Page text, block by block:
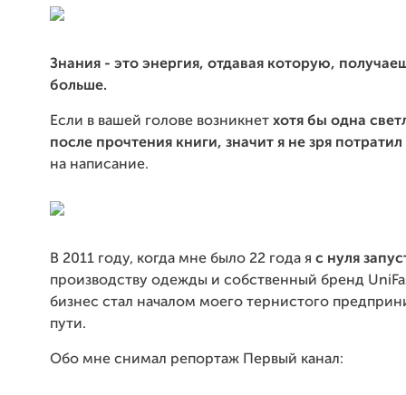
Знания - это энергия, отдавая которую,
больше.
Если в вашей голове возникнет хотя бы одна
после прочтения книги, значит я не зря
на написание.
В 2011 году, когда мне было 22 года я с нуля
производству одежды и собственный бренд
бизнес стал началом моего тернистого
пути.
Обо мне снимал репортаж Первый канал: